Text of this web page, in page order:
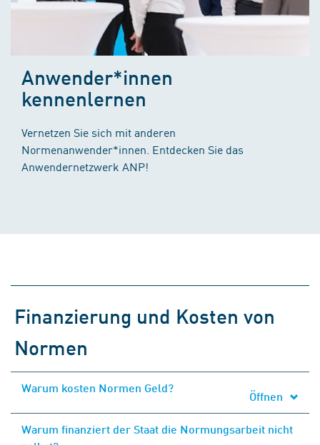
Anwender*innen
kennenlernen
Vernetzen Sie sich mit anderen
Normenanwender*innen. Entdecken Sie das
Anwendernetzwerk ANP!
Finanzierung und Kosten von
Normen
Warum kosten Normen Geld?
Öffnen
Warum finanziert der Staat die Normungsarbeit nicht